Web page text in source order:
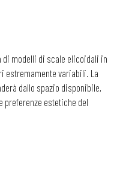
di modelli di scale elicoidali in
estremamente variabili. La
dallo spazio disponibile,
preferenze estetiche del